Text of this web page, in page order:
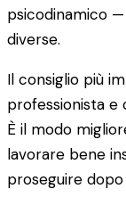
psicodinamico
diverse.
Il consiglio più
professionista e
È il modo
lavorare bene
proseguire